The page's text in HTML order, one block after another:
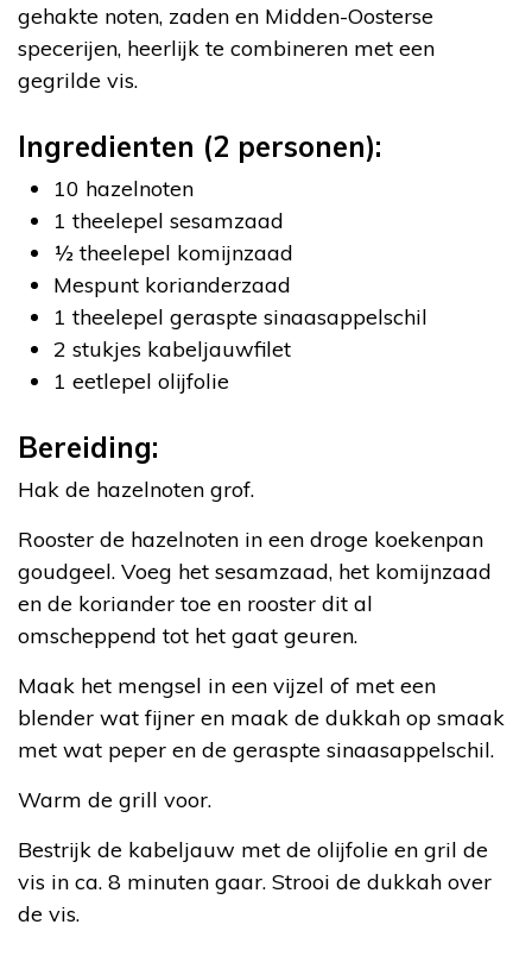
gehakte noten, zaden en Midden-Oosterse
specerijen, heerlijk te combineren met een
gegrilde vis.
Ingredienten (2 personen):
10 hazelnoten
1 theelepel sesamzaad
½ theelepel komijnzaad
Mespunt korianderzaad
1 theelepel geraspte sinaasappelschil
2 stukjes kabeljauwfilet
1 eetlepel olijfolie
Bereiding:
Hak de hazelnoten grof.
Rooster de hazelnoten in een droge koekenpan
goudgeel. Voeg het sesamzaad, het komijnzaad
en de koriander toe en rooster dit al
omscheppend tot het gaat geuren.
Maak het mengsel in een vijzel of met een
blender wat fijner en maak de dukkah op smaak
met wat peper en de geraspte sinaasappelschil.
Warm de grill voor.
Bestrijk de kabeljauw met de olijfolie en gril de
vis in ca. 8 minuten gaar. Strooi de dukkah over
de vis.